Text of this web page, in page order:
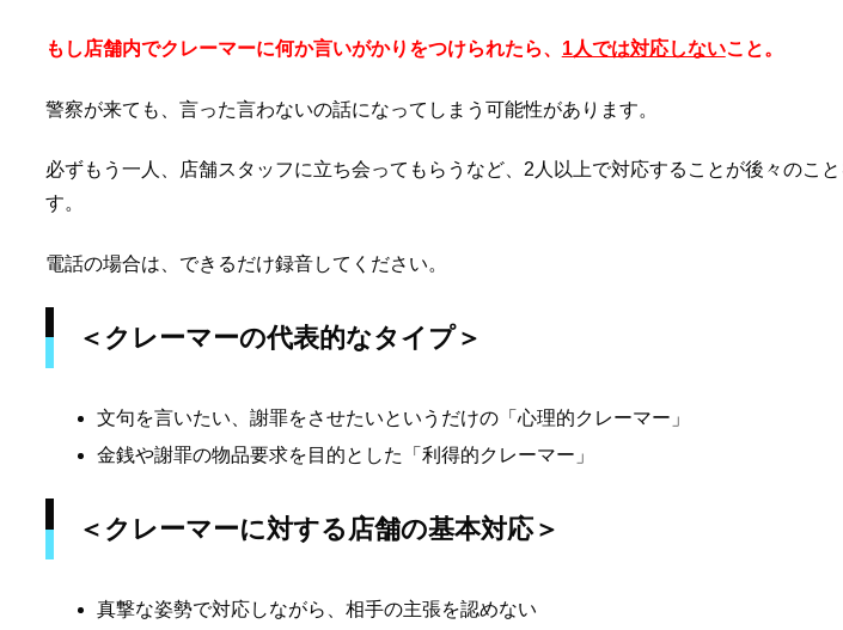
もし店舗内でクレーマーに何か言いがかりをつけられたら、 1人では対応しないこと。
警察が来ても、言った言わないの話になってしまう可能性があります。
必ずもう一人、店舗スタッフに立ち会ってもらうなど、2人以上で対応することが後々のこ
す。
電話の場合は、できるだけ録音してください。
＜クレーマーの代表的なタイプ＞
文句を言いたい、謝罪をさせたいというだけの「心理的クレーマー」
金銭や謝罪の物品要求を目的とした「利得的クレーマー」
＜クレーマーに対する店舗の基本対応＞
真撃な姿勢で対応しながら、相手の主張を認めない